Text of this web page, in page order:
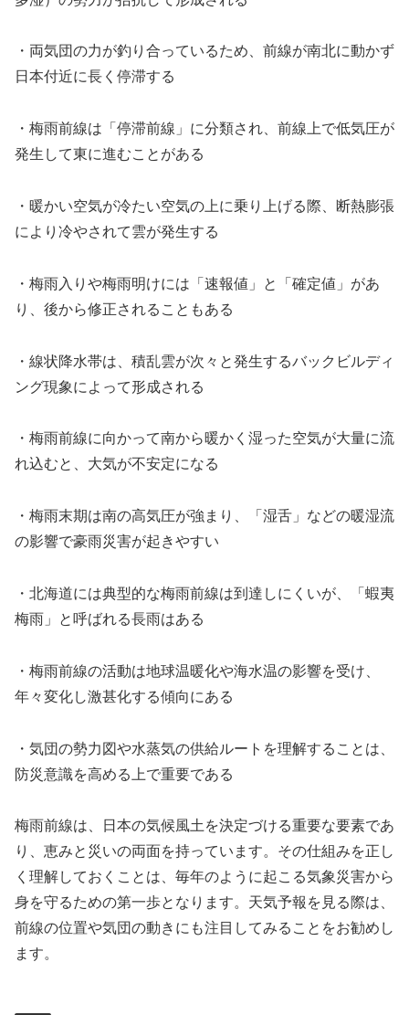
・両気団の力が釣り合っているため、前線が南北に動かず
日本付近に長く停滞する
・梅雨前線は「停滞前線」に分類され、前線上で低気圧が
発生して東に進むことがある
・暖かい空気が冷たい空気の上に乗り上げる際、断熱膨張
により冷やされて雲が発生する
・梅雨入りや梅雨明けには「速報値」と「確定値」があ
り、後から修正されることもある
・線状降水帯は、積乱雲が次々と発生するバックビルディ
ング現象によって形成される
・梅雨前線に向かって南から暖かく湿った空気が大量に流
れ込むと、大気が不安定になる
・梅雨末期は南の高気圧が強まり、「湿舌」などの暖湿流
の影響で豪雨災害が起きやすい
・北海道には典型的な梅雨前線は到達しにくいが、「蝦夷
梅雨」と呼ばれる長雨はある
・梅雨前線の活動は地球温暖化や海水温の影響を受け、
年々変化し激甚化する傾向にある
・気団の勢力図や水蒸気の供給ルートを理解することは、
防災意識を高める上で重要である
梅雨前線は、日本の気候風土を決定づける重要な要素であ
り、恵みと災いの両面を持っています。その仕組みを正し
く理解しておくことは、毎年のように起こる気象災害から
身を守るための第一歩となります。天気予報を見る際は、
前線の位置や気団の動きにも注目してみることをお勧めし
ます。